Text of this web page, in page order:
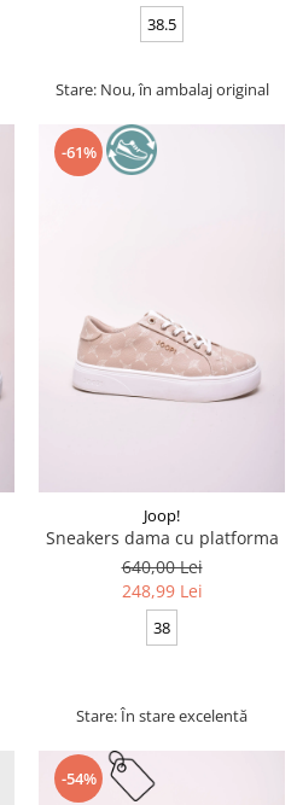
38.5
Stare: Nou, în ambalaj original
-61%
Joop!
Sneakers dama cu platforma
640,00 Lei
248,99 Lei
38
Stare: În stare excelentă
-54%